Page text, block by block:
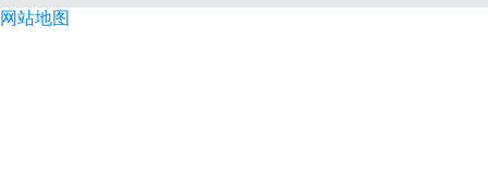
网站地图